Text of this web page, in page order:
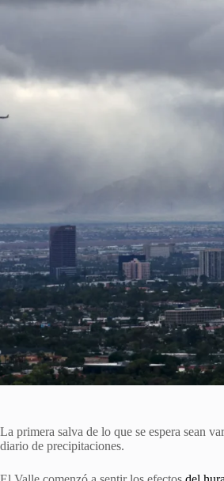
La primera salva de lo que se espera sean
diario de precipitaciones.